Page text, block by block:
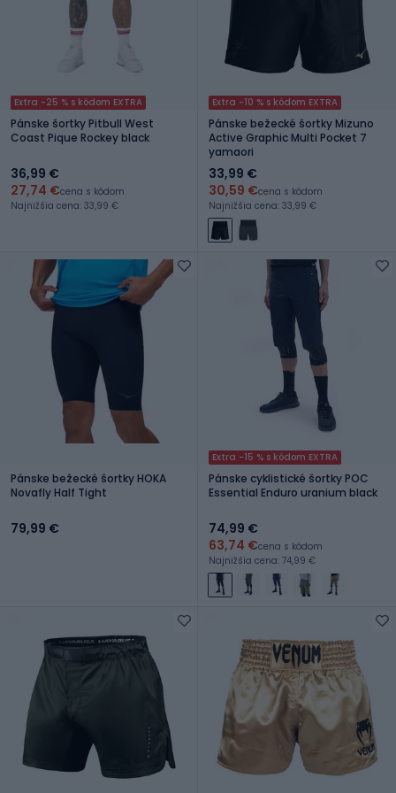
Extra -25 % s kódom EXTRA
Pánske šortky Pitbull West
Coast Pique Rockey black
36,99 €
27,74 €cena s kódom
Najnižšia cena: 33,99 €
Extra -10 % s kódom EXTRA
Pánske bežecké šortky Mizuno
Active Graphic Multi Pocket 7
yamaori
33,99 €
30,59 €cena s kódom
Najnižšia cena: 33,99 €
Pánske bežecké šortky HOKA
Novafly Half Tight
79,99 €
Extra -15 % s kódom EXTRA
Pánske cyklistické šortky POC
Essential Enduro uranium black
74,99 €
63,74 €cena s kódom
Najnižšia cena: 74,99 €